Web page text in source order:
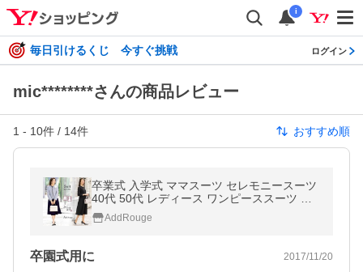
i
毎日引けるくじ 今すぐ挑戦 ログイン
mic********さんの商品レビュー
1 - 10件 / 14件 おすすめ順
卒業式 入学式 ママスーツ セレモニースーツ
40代 50代 レディース ワンピーススーツ 大
きいサイズ対応 フォーマルセットアップ 試
着チケット対象
AddRouge
卒園式用に 2017/11/20